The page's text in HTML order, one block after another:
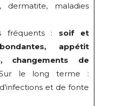
dermatite, maladies
fréquents : soif et
appétit
changements de
le long terme :
et de fonte